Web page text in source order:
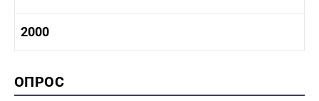
1980-1990 культура
1990-2000 культура
2000
2000 промышленность
2000 культура
ОПРОС